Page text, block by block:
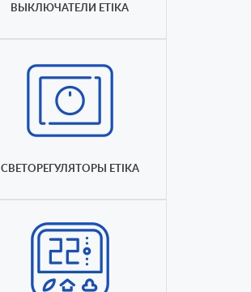
ВЫКЛЮЧАТЕЛИ ETIKA
СВЕТОРЕГУЛЯТОРЫ ETIKA